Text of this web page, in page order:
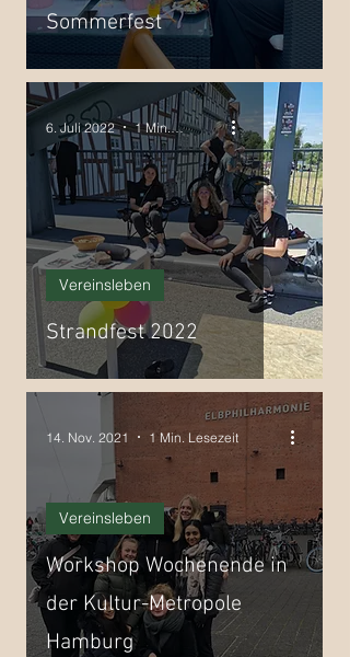
Sommerfest
Strandfest 2022
Vereinsleben
6. Juli 2022 1 Min. Lesezeit
Workshop Wochenende in
der Kultur-Metropole
Hamburg
Vereinsleben
14. Nov. 2021 1 Min. Lesezeit